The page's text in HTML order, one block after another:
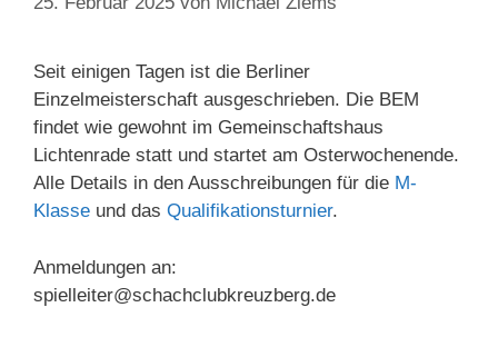
Seit einigen Tagen ist die Berliner
Einzelmeisterschaft ausgeschrieben. Die BEM
findet wie gewohnt im Gemeinschaftshaus
Lichtenrade statt und startet am Osterwochenende.
Alle Details in den Ausschreibungen für die M-
Klasse und das Qualifikationsturnier.
Anmeldungen an:
spielleiter@schachclubkreuzberg.de